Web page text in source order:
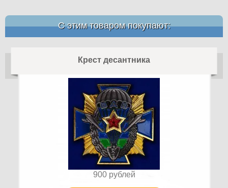
С этим товаром покупают:
Крест десантника
900 рублей